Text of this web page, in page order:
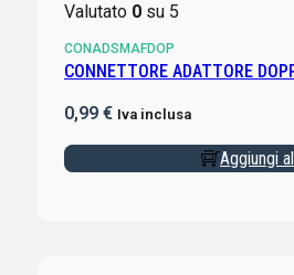
Valutato 0su 5
CONADSMAFDOP
CONNETTORE ADATTORE
0,99 € Iva inclusa
Aggiungi